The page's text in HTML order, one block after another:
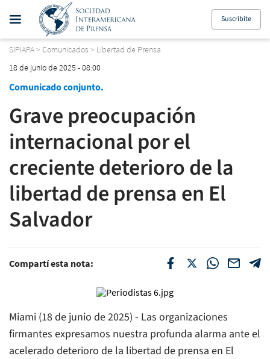
Suscribite
SIPIAPA> Comunicados > Libertad de Prensa
18 de junio de 2025 - 08:00
Comunicado conjunto.
Grave preocupación
internacional por el
creciente deterioro de la
libertad de prensa en El
Salvador
Compartí esta nota:
Miami (18 de junio de 2025) - Las organizaciones
firmantes expresamos nuestra profunda alarma ante el
acelerado deterioro de la libertad de prensa en El